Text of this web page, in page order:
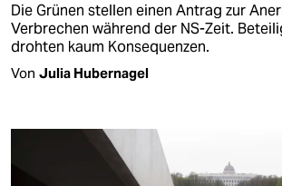
Die Grünen stellen einen Antrag zur
Verbrechen während der NS-Zeit.
drohten kaum Konsequenzen.
Von Julia Hubernagel